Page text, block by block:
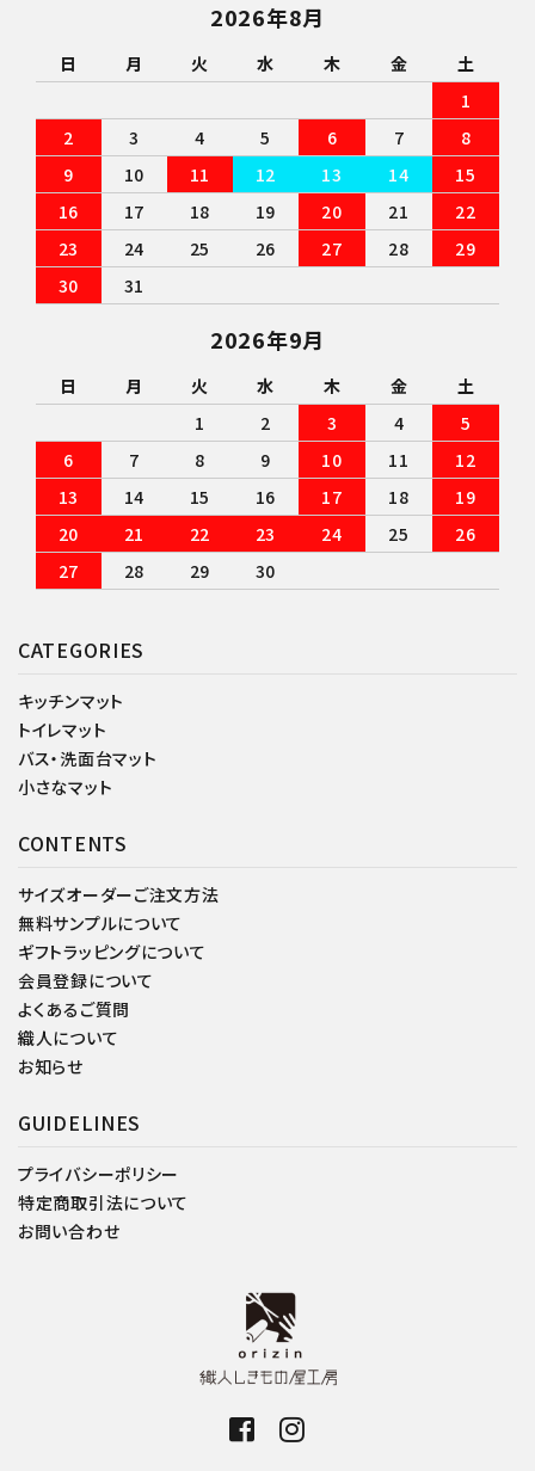
CATEGORIES
キッチンマット
トイレマット
バス・洗面台マット
小さなマット
CONTENTS
サイズオーダーご注文方法
無料サンプルについて
ギフトラッピングについて
会員登録について
よくあるご質問
織人について
お知らせ
GUIDELINES
プライバシーポリシー
特定商取引法について
お問い合わせ
2026年8月
日 月 火 水 木 金
土
1
2
3 4 5 6 7
8
9
10 11 12 13 14
15
16
17 18 19 20 21
22
23
24 25 26 27 28
29
30
31
2026年9月
日 月 火 水 木 金
土
1
2 3 4
5
6
7 8 9 10 11
12
13
14 15 16 17 18
19
20
21 22 23 24 25
26
27
28 29 30